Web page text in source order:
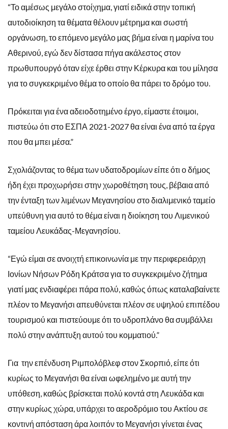
“Το αμέσως μεγάλο στοίχημα, γιατί ειδικά στην τοπική
αυτοδιοίκηση τα θέματα θέλουν μέτρημα και σωστή
οργάνωση, το επόμενο μεγάλο μας βήμα είναι η μαρίνα του
Αθερινού, εγώ δεν δίστασα πήγα ακάλεστος στον
πρωθυπουργό όταν είχε έρθει στην Κέρκυρα και του μίλησα
για το συγκεκριμένο θέμα το οποίο θα πάρει το δρόμο του.
Πρόκειται για ένα αδειοδοτημένο έργο, είμαστε έτοιμοι,
πιστεύω ότι στο ΕΣΠΑ 2021-2027 θα είναι ένα από τα έργα
που θα μπει μέσα.”
Σχολιάζοντας το θέμα των υδατοδρομίων είπε ότι ο δήμος
ήδη έχει προχωρήσει στην χωροθέτηση τους, βέβαια από
την ένταξη των λιμένων Μεγανησίου στο διαλιμενικό ταμείο
υπεύθυνη για αυτό το θέμα είναι η διοίκηση του Λιμενικού
ταμείου Λευκάδας-Μεγανησίου.
“Εγώ είμαι σε ανοιχτή επικοινωνία με την περιφερειάρχη
Ιονίων Νήσων Ρόδη Κράτσα για το συγκεκριμένο ζήτημα
γιατί μας ενδιαφέρει πάρα πολύ, καθώς όπως καταλαβαίνετε
πλέον το Μεγανήσι απευθύνεται πλέον σε υψηλού επιπέδου
τουρισμού και πιστεύουμε ότι το υδροπλάνο θα συμβάλλει
πολύ στην ανάπτυξη αυτού του κομματιού.”
Για την επένδυση Ριμπολόβλεφ στον Σκορπιό, είπε ότι
κυρίως το Μεγανήσι θα είναι ωφελημένο με αυτή την
υπόθεση, καθώς βρίσκεται πολύ κοντά στη Λευκάδα και
στην κυρίως χώρα, υπάρχει το αεροδρόμιο του Ακτίου σε
κοντινή απόσταση άρα λοιπόν το Μεγανήσι γίνεται ένας